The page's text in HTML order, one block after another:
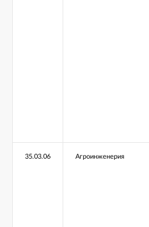
35.03.06 Агроинженерия